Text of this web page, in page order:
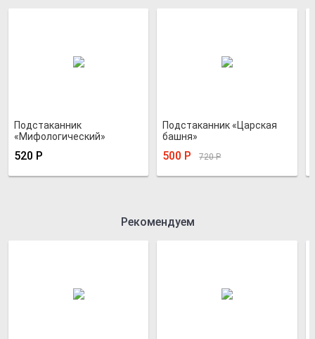
Подстаканник
«Мифологический»
520 Р
Подстаканник «Царская
башня»
500 Р 720Р
Рекомендуем